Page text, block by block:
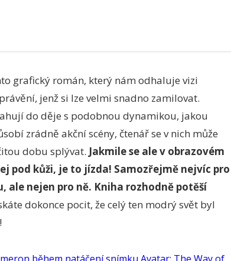
grafický román, který nám odhaluje vizi
jenž si lze velmi snadno zamilovat.
do děje s podobnou dynamikou, jakou
zrádně akční scény, čtenář se v nich může
dobu splývat. Jakmile se ale v obrazovém
pod kůži, je to jízda! Samozřejmě nejvíc pro
ale nejen pro ně. Kniha rozhodně potěší
dokonce pocit, že celý ten modrý svět byl